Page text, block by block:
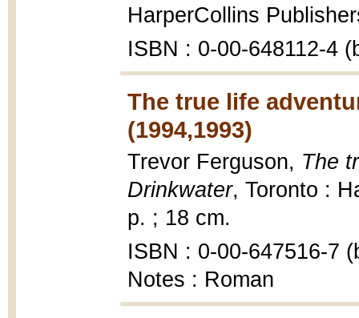
HarperCollins
ISBN : 0-00-648112-4
The true life
(1994,1993)
Trevor Ferguson, The
Drinkwater, Toronto :
p. ; 18 cm.
ISBN : 0-00-647516-7
Notes : Roman